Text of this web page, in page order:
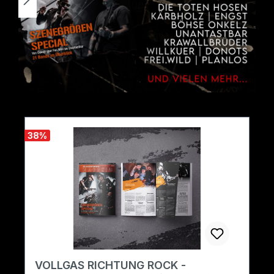
38%
VOLLGAS RICHTUNG ROCK -